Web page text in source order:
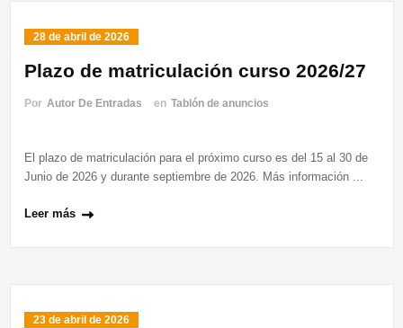
28 de abril de 2026
Plazo de matriculación curso 2026/27
Por Autor De Entradas en Tablón de anuncios
El plazo de matriculación para el próximo curso es del 15 al 30 de
Junio de 2026 y durante septiembre de 2026. Más información ...
Leer más
23 de abril de 2026